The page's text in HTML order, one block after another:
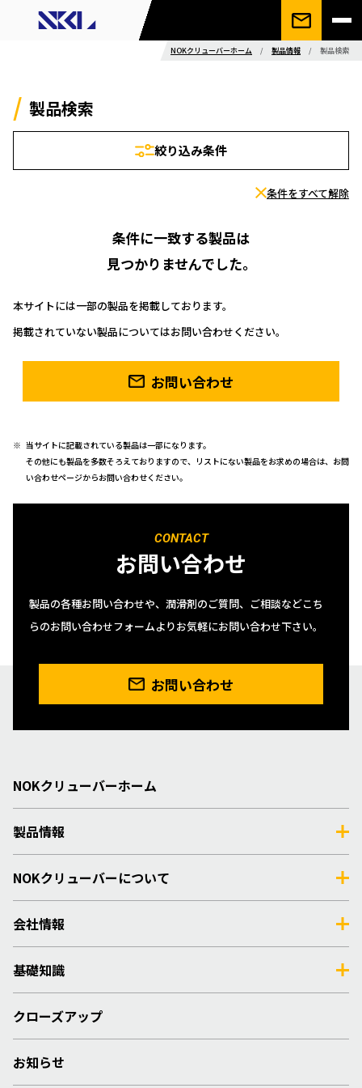
NOKクリューバーホーム / 製品情報 / 製品検索
製品検索
絞り込み条件
条件をすべて解除
条件に一致する製品は
見つかりませんでした。
本サイトには一部の製品を掲載しております。
掲載されていない製品についてはお問い合わせください。
お問い合わせ
当サイトに記載されている製品は一部になります。
その他にも製品を多数そろえておりますので、リストにない製品をお求めの場合は、お問
い合わせページからお問い合わせください。
CONTACT
お問い合わせ
製品の各種お問い合わせや、潤滑剤のご質問、ご相談などこち
らのお問い合わせフォームよりお気軽にお問い合わせ下さい。
お問い合わせ
NOKクリューバーホーム
製品情報
NOKクリューバーについて
会社情報
基礎知識
クローズアップ
お知らせ